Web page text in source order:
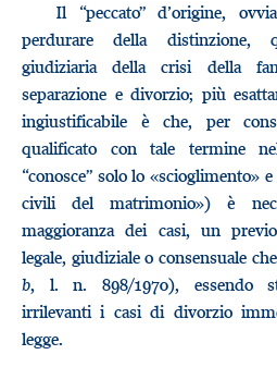
Il “peccato” d’origine,
perdurare della distinzione,
giudiziaria della crisi della
separazione e divorzio; più
ingiustificabile è che, per
qualificato con tale termine
“conosce” solo lo «scioglimento»
civili del matrimonio») è
maggioranza dei casi, un
legale, giudiziale o consensuale
b, l. n. 898/1970), essendo
irrilevanti i casi di divorzio
legge.